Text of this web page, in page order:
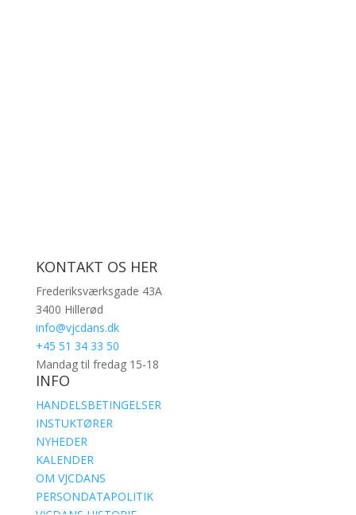
KONTAKT OS HER
Frederiksværksgade 43A
3400 Hillerød
info@vjcdans.dk
+45 51 34 33 50
Mandag til fredag 15-18
INFO
HANDELSBETINGELSER
INSTUKTØRER
NYHEDER
KALENDER
OM VJCDANS
PERSONDATAPOLITIK